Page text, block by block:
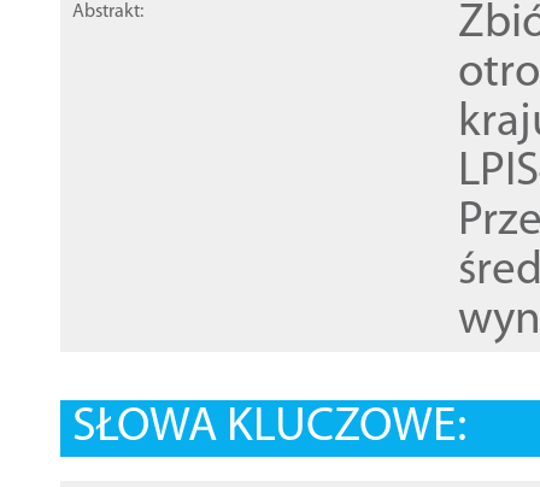
Abstrakt:
SŁOWA KLUCZOWE: